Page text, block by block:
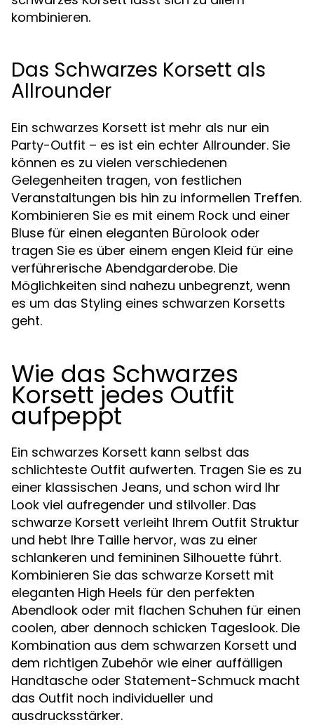
kombinieren.
Das Schwarzes Korsett als
Allrounder
Ein schwarzes Korsett ist mehr als nur ein
Party-Outfit – es ist ein echter Allrounder. Sie
können es zu vielen verschiedenen
Gelegenheiten tragen, von festlichen
Veranstaltungen bis hin zu informellen Treffen.
Kombinieren Sie es mit einem Rock und einer
Bluse für einen eleganten Bürolook oder
tragen Sie es über einem engen Kleid für eine
verführerische Abendgarderobe. Die
Möglichkeiten sind nahezu unbegrenzt, wenn
es um das Styling eines schwarzen Korsetts
geht.
Wie das Schwarzes
Korsett jedes Outfit
aufpeppt
Ein schwarzes Korsett kann selbst das
schlichteste Outfit aufwerten. Tragen Sie es zu
einer klassischen Jeans, und schon wird Ihr
Look viel aufregender und stilvoller. Das
schwarze Korsett verleiht Ihrem Outfit Struktur
und hebt Ihre Taille hervor, was zu einer
schlankeren und femininen Silhouette führt.
Kombinieren Sie das schwarze Korsett mit
eleganten High Heels für den perfekten
Abendlook oder mit flachen Schuhen für einen
coolen, aber dennoch schicken Tageslook. Die
Kombination aus dem schwarzen Korsett und
dem richtigen Zubehör wie einer auffälligen
Handtasche oder Statement-Schmuck macht
das Outfit noch individueller und
ausdrucksstärker.